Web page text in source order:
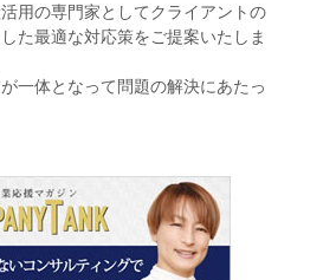
用の専門家としてクライアントの
た最適な対応策をご提案いたしま
一体となって問題の解決にあたっ